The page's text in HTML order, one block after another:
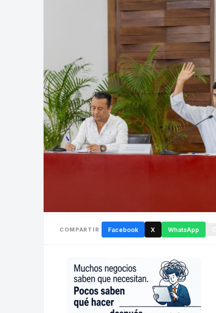
COMPARTIR Facebook X WhatsApp